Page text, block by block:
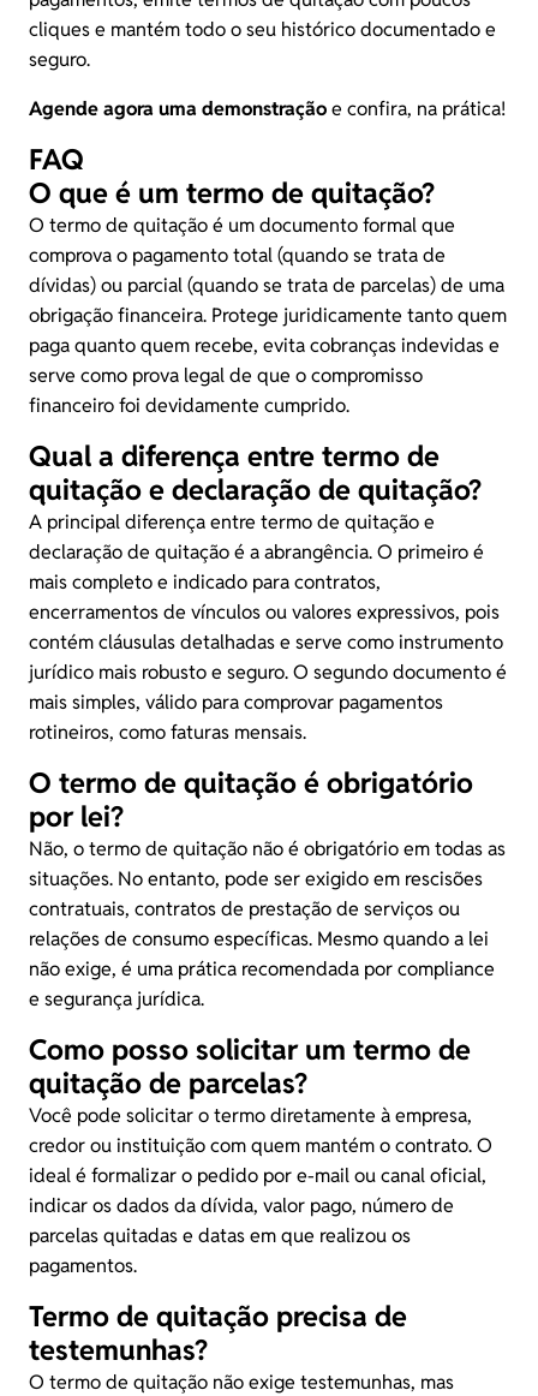
cliques e mantém todo o seu histórico documentado e
seguro.
Agende agora uma demonstraçãoe confira, na prática!
FAQ
O que é um termo de quitação?
O termo de quitação é um documento formal que
comprova o pagamento total (quando se trata de
dívidas) ou parcial (quando se trata de parcelas) de uma
obrigação financeira. Protege juridicamente tanto quem
paga quanto quem recebe, evita cobranças indevidas e
serve como prova legal de que o compromisso
financeiro foi devidamente cumprido.
Qual a diferença entre termo de
quitação e declaração de quitação?
A principal diferença entre termo de quitação e
declaração de quitação é a abrangência. O primeiro é
mais completo e indicado para contratos,
encerramentos de vínculos ou valores expressivos, pois
contém cláusulas detalhadas e serve como instrumento
jurídico mais robusto e seguro. O segundo documento é
mais simples, válido para comprovar pagamentos
rotineiros, como faturas mensais.
O termo de quitação é obrigatório
por lei?
Não, o termo de quitação não é obrigatório em todas as
situações. No entanto, pode ser exigido em rescisões
contratuais, contratos de prestação de serviços ou
relações de consumo específicas. Mesmo quando a lei
não exige, é uma prática recomendada por compliance
e segurança jurídica.
Como posso solicitar um termo de
quitação de parcelas?
Você pode solicitar o termo diretamente à empresa,
credor ou instituição com quem mantém o contrato. O
ideal é formalizar o pedido por e-mail ou canal oficial,
indicar os dados da dívida, valor pago, número de
parcelas quitadas e datas em que realizou os
pagamentos.
Termo de quitação precisa de
testemunhas?
O termo de quitação não exige testemunhas, mas